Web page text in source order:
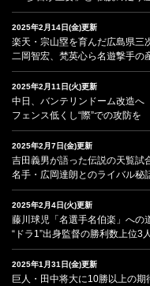
2025年2月14日(金)更新
楽天・宗山塁を育んだ広島県三
二岡智宏、梵英心ら名遊撃手の
2025年2月11日(火)更新
中日、バンテリンドーム改造へ
フェンス低くし“際”での攻防を
2025年2月7日(金)更新
吉田義男が語った伝説の天覧試
名手・広岡達朗とのライバル秘
2025年2月4日(火)更新
藤川球児「名選手名伯楽」への
“ドラ1”出身監督の勝利数上位3人
2025年1月31日(金)更新
巨人・田中将大に10勝以上の期